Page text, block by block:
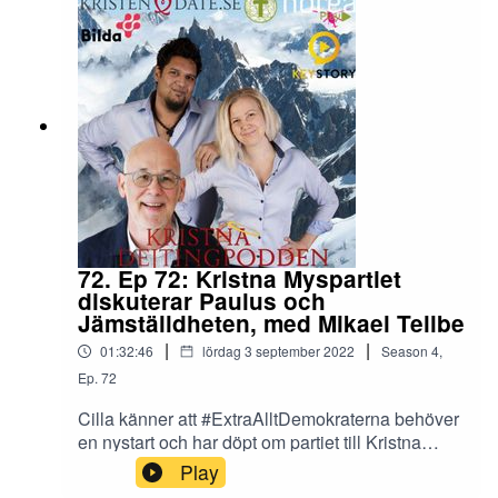
gifta i allmänhet och barnfamiljer i synnerhet kan
fortsätta vara relevanta för sina singelvänner och
därmed bidra till en välsignad församling för alla
åldrar och livssituationer. Veckans låt: Andreas
och Mari Wirsen - Där jag finner ro [Albumet:
Levande
Gud]Länkar:https://www.dagen.se/podd/2022/05/
05/foraldrapeppen-berattar-om-sina-varsta-
misstag/https://poddtoppen.se/podcast/15357943
11/foraldrapeppen
72. Ep 72: Kristna Myspartiet
diskuterar Paulus och
Jämställdheten, med Mikael Tellbe
01:32:46 | lördag 3 september 2022 | Season 4,
Ep. 72
Cilla känner att #ExtraAlltDemokraterna behöver
en nystart och har döpt om partiet till Kristna
Myspartiet.I arbetet med sitt partiprogram anlitar
hon teologen Mikael Tellbe som ger oss
Play